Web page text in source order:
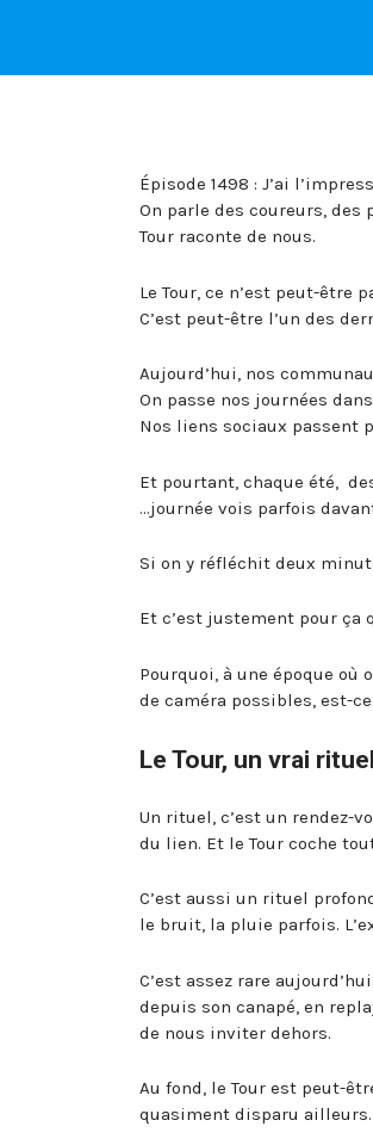
Épisode 1498 : J’ai
On parle des coureurs,
Tour raconte de nous.
Le Tour, ce n’est peut-être
C’est peut-être l’un des
Aujourd’hui, nos
On passe nos journées
Nos liens sociaux passent
Et pourtant, chaque été,
…journée vois parfois
Si on y réfléchit deux
Et c’est justement pour ça
Pourquoi, à une époque
de caméra possibles, est-
Le Tour, un vrai
Un rituel, c’est un rendez-
du lien. Et le Tour coche
C’est aussi un rituel
le bruit, la pluie parfois.
C’est assez rare
depuis son canapé, en
de nous inviter dehors.
Au fond, le Tour est peut-
quasiment disparu ailleurs.